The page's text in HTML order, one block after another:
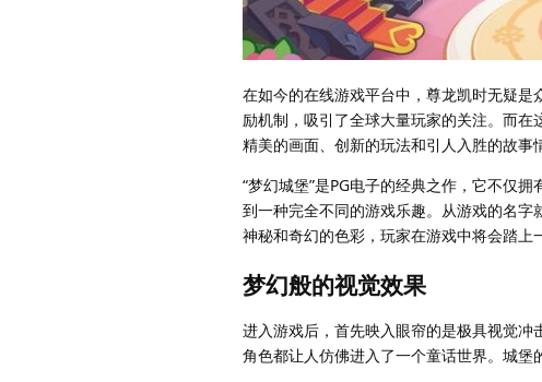
在如今的在线游戏平台中，尊龙凯时无疑
励机制，吸引了全球大量玩家的关注。而在
精美的画面、创新的玩法和引人入胜的故事
“梦幻城堡”是PG电子的经典之作，它不仅
到一种完全不同的游戏乐趣。从游戏的名
神秘和奇幻的色彩，玩家在游戏中将会踏上
梦幻般的视觉效果
进入游戏后，首先映入眼帘的是极具视觉
角色都让人仿佛进入了一个童话世界。城堡